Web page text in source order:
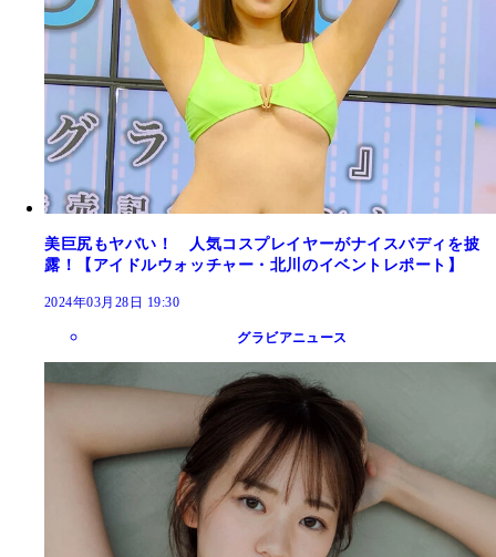
美巨尻もヤバい！ 人気コスプレイヤーがナイスバディを披
露！【アイドルウォッチャー・北川のイベントレポート】
2024年03月28日 19:30
グラビアニュース